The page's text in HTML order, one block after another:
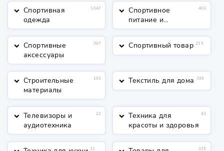
keyboard_arrow_down Спортивная
одежда
1047 keyboard_arrow_down Спортивное
питание и
косметика
463
keyboard_arrow_down Спортивные
аксессуары
387 keyboard_arrow_down Спортивный товар 215
keyboard_arrow_down Строительные
материалы
165 keyboard_arrow_down Текстиль для дома 395
keyboard_arrow_down Телевизоры и
аудиотехника
22 keyboard_arrow_down Техника для
красоты и здоровья
43
32 325